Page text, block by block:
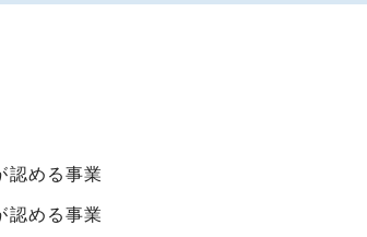
認める事業
認める事業